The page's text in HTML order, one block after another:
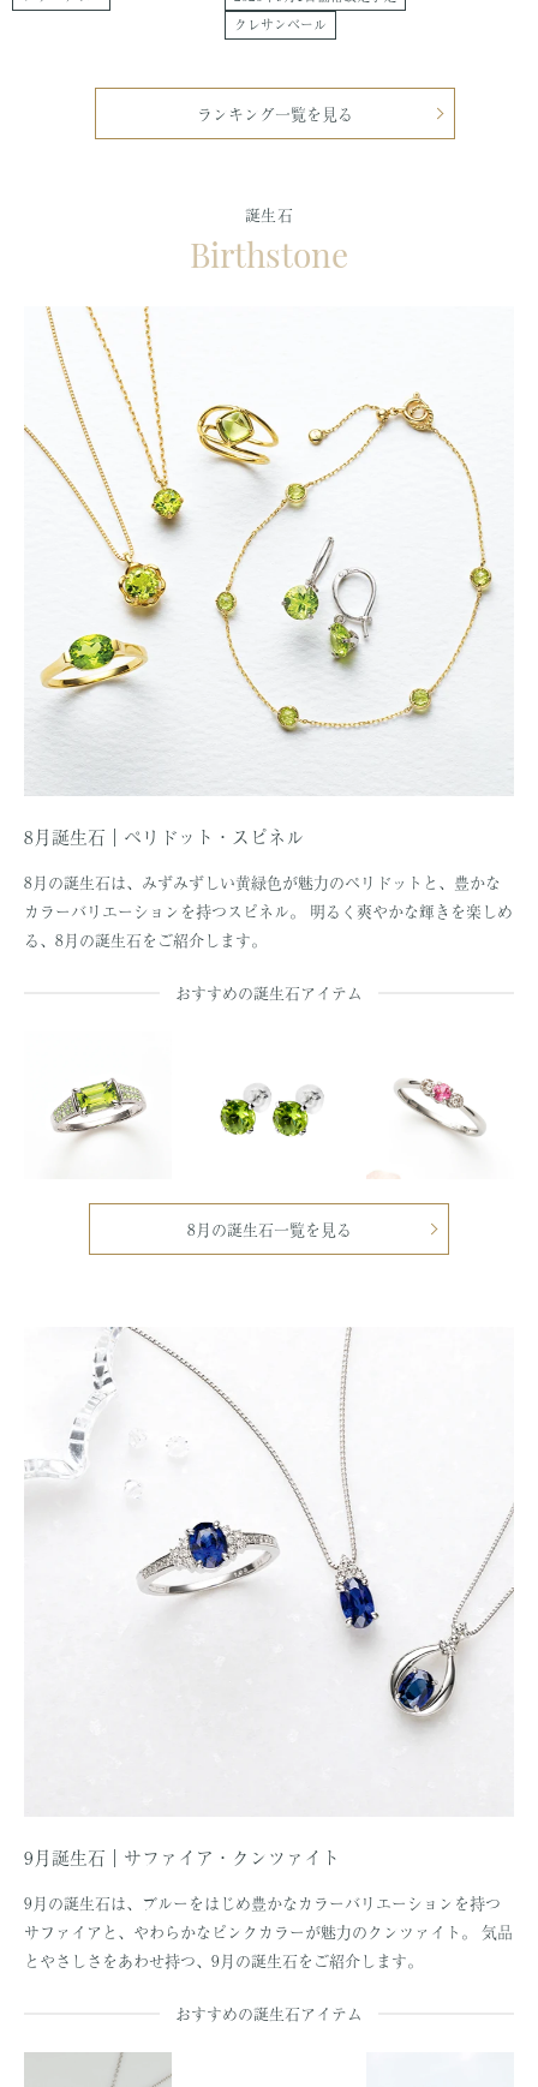
価
クレサンベール
価
格
ランキング一覧を見る
誕生石
Birthstone
8月誕生石｜ペリドット・スピネル
8月の誕生石は、みずみずしい黄緑色が魅力のペリドットと、豊かな
カラーバリエーションを持つスピネル。 明るく爽やかな輝きを楽しめ
る、8月の誕生石をご紹介します。
おすすめの誕生石アイテム
8月の誕生石一覧を見る
9月誕生石｜サファイア・クンツァイト
9月の誕生石は、ブルーをはじめ豊かなカラーバリエーションを持つ
サファイアと、やわらかなピンクカラーが魅力のクンツァイト。 気品
とやさしさをあわせ持つ、9月の誕生石をご紹介します。
おすすめの誕生石アイテム